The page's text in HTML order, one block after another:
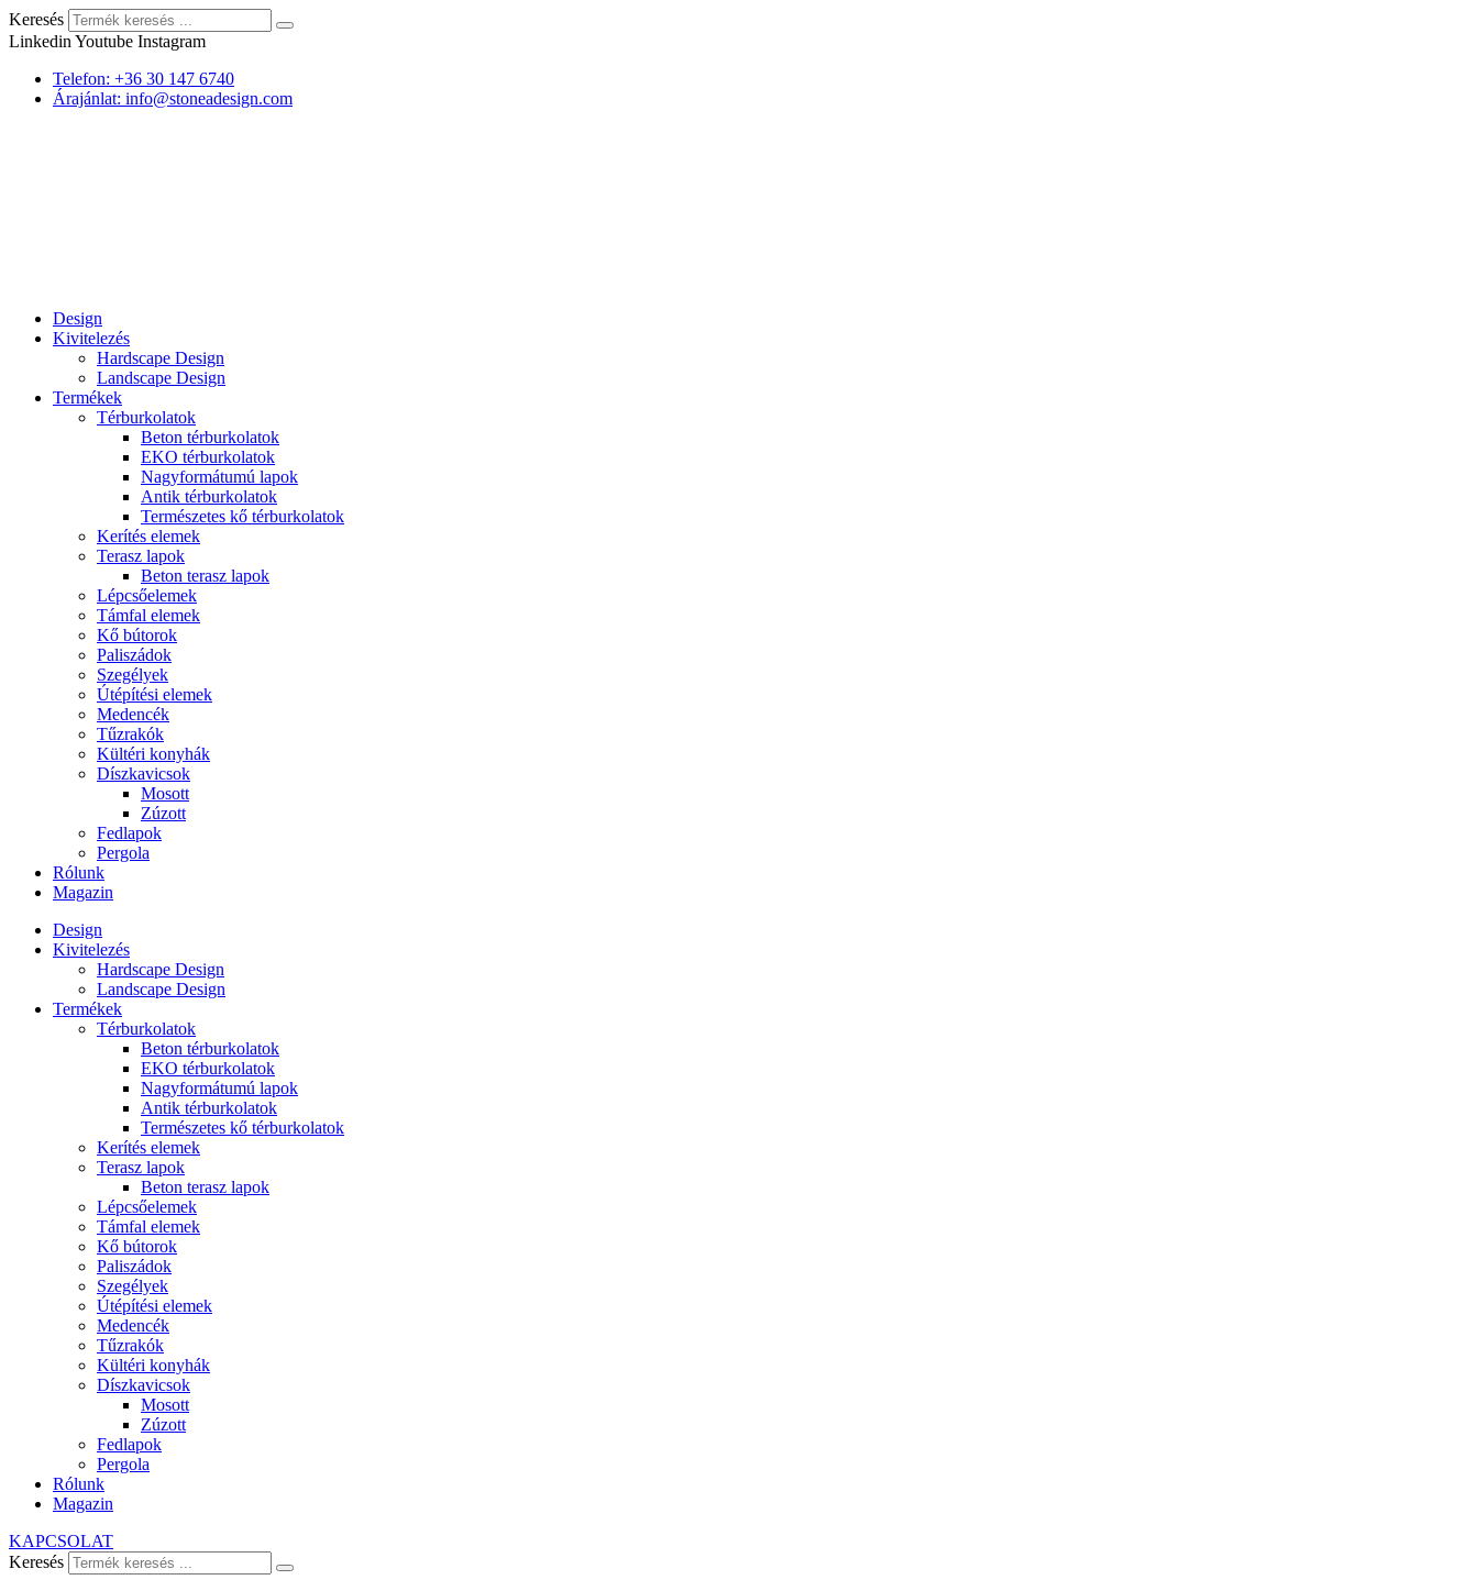
Keresés
Linkedin Youtube Instagram
Telefon: +36 30 147 6740
Árajánlat: info@stoneadesign.com
Design
Kivitelezés
Hardscape Design
Landscape Design
Termékek
Térburkolatok
Beton térburkolatok
EKO térburkolatok
Nagyformátumú lapok
Antik térburkolatok
Természetes kő térburkolatok
Kerítés elemek
Terasz lapok
Beton terasz lapok
Lépcsőelemek
Támfal elemek
Kő bútorok
Paliszádok
Szegélyek
Útépítési elemek
Medencék
Tűzrakók
Kültéri konyhák
Díszkavicsok
Mosott
Zúzott
Fedlapok
Pergola
Rólunk
Magazin
Design
Kivitelezés
Hardscape Design
Landscape Design
Termékek
Térburkolatok
Beton térburkolatok
EKO térburkolatok
Nagyformátumú lapok
Antik térburkolatok
Természetes kő térburkolatok
Kerítés elemek
Terasz lapok
Beton terasz lapok
Lépcsőelemek
Támfal elemek
Kő bútorok
Paliszádok
Szegélyek
Útépítési elemek
Medencék
Tűzrakók
Kültéri konyhák
Díszkavicsok
Mosott
Zúzott
Fedlapok
Pergola
Rólunk
Magazin
KAPCSOLAT
Keresés